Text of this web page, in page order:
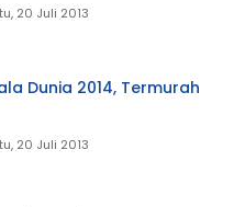
20 Juli 2013
Dunia 2014, Termurah
20 Juli 2013